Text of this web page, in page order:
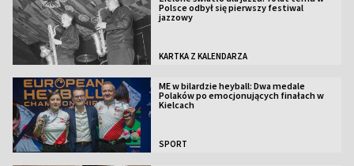
Polsce odbył się pierwszy festiwal
jazzowy
KARTKA Z KALENDARZA
ME w bilardzie heyball: Dwa medale
Polaków po emocjonujących finałach w
Kielcach
SPORT